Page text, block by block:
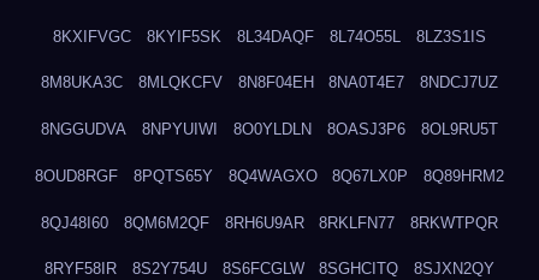
8KXIFVGC 8KYIF5SK 8L34DAQF 8L74O55L 8LZ3S1IS
8M8UKA3C 8MLQKCFV 8N8F04EH 8NA0T4E7 8NDCJ7UZ
8NGGUDVA 8NPYUIWI 8O0YLDLN 8OASJ3P6 8OL9RU5T
8OUD8RGF 8PQTS65Y 8Q4WAGXO 8Q67LX0P 8Q89HRM2
8QJ48I60 8QM6M2QF 8RH6U9AR 8RKLFN77 8RKWTPQR
8RYF58IR 8S2Y754U 8S6FCGLW 8SGHCITQ 8SJXN2QY